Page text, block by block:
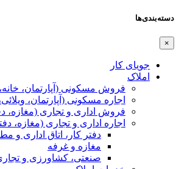
دسته‌بندی‌ها
×
جویای کار
املاک
فروش مسکونی (آپارتمان،
اجاره مسکونی (آپارتمان،
فروش اداری و تجاری (مغازه،
اجاره اداری و تجاری (مغازه،
دفتر کار، اتاق اداری و
مغازه و غرفه
صنعتی،‌ کشاورزی و